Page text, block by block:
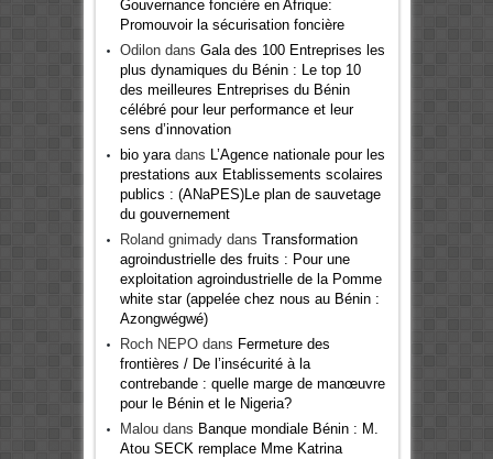
Gouvernance foncière en Afrique:
Promouvoir la sécurisation foncière
Odilondans Gala des 100 Entreprises les
plus dynamiques du Bénin : Le top 10
des meilleures Entreprises du Bénin
célébré pour leur performance et leur
sens d’innovation
bio yaradans L’Agence nationale pour les
prestations aux Etablissements scolaires
publics : (ANaPES)Le plan de sauvetage
du gouvernement
Roland gnimadydans Transformation
agroindustrielle des fruits : Pour une
exploitation agroindustrielle de la Pomme
white star (appelée chez nous au Bénin :
Azongwégwé)
Roch NEPOdans Fermeture des
frontières / De l’insécurité à la
contrebande : quelle marge de manœuvre
pour le Bénin et le Nigeria?
Maloudans Banque mondiale Bénin : M.
Atou SECK remplace Mme Katrina